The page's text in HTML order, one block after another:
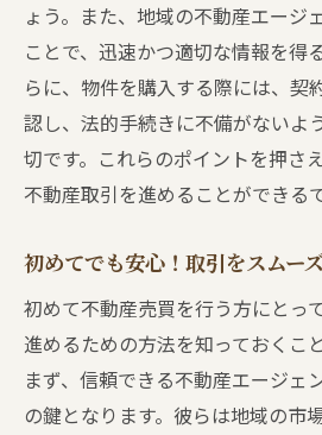
ょう。また、地域の不動産エージ
ことで、迅速かつ適切な情報を得
らに、物件を購入する際には、契
認し、法的手続きに不備がないよ
切です。これらのポイントを押さ
不動産取引を進めることができる
初めてでも安心！取引をスムー
初めて不動産売買を行う方にとっ
進めるための方法を知っておくこ
まず、信頼できる不動産エージェ
の鍵となります。彼らは地域の市